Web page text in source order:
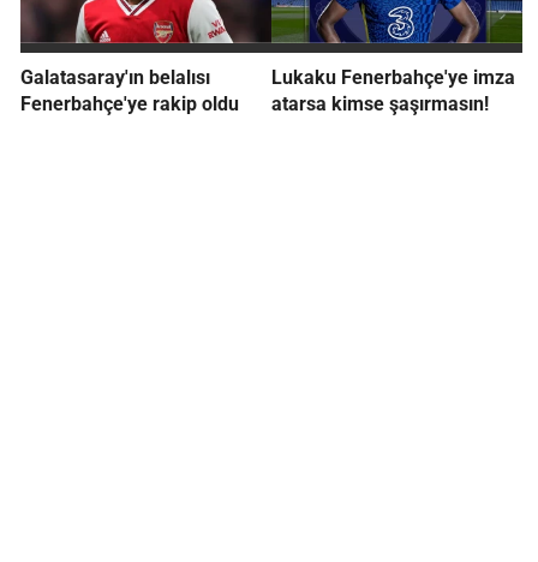
Galatasaray'ın belalısı
Fenerbahçe'ye rakip oldu
Lukaku Fenerbahçe'ye imza
atarsa kimse şaşırmasın!